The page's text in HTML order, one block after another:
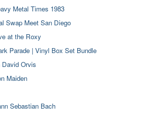
Metal Times 1983
Swap Meet San Diego
at the Roxy
Parade | Vinyl Box Set Bundle
David Orvis
Maiden
Sebastian Bach